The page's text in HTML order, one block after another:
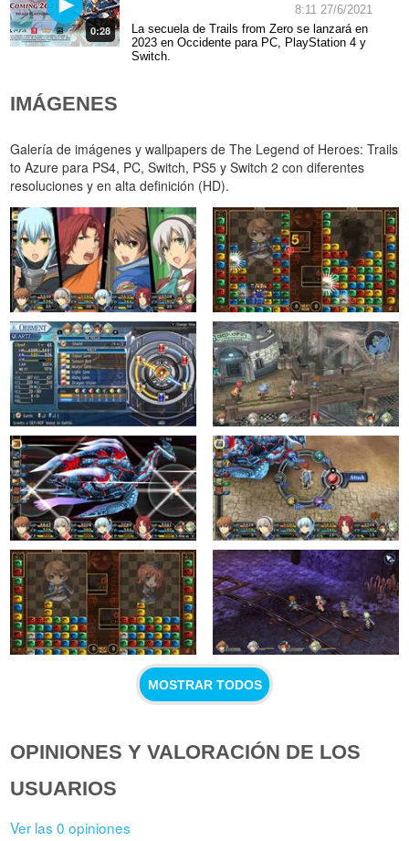
0:28
8:11 27/6/2021
La secuela de Trails from Zero se lanzará en
2023 en Occidente para PC, PlayStation 4 y
Switch.
IMÁGENES
Galería de imágenes y wallpapers de The Legend of Heroes: Trails
to Azure para PS4, PC, Switch, PS5 y Switch 2 con diferentes
resoluciones y en alta definición (HD).
MOSTRAR TODOS
OPINIONES Y VALORACIÓN DE LOS
USUARIOS
Ver las 0 opiniones